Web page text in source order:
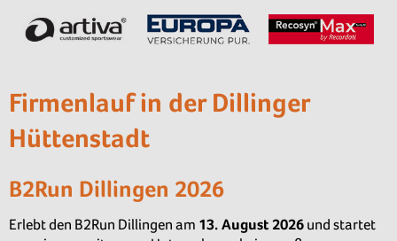
Firmenlauf in der Dillinger
Hüttenstadt
B2Run Dillingen 2026
Erlebt den B2Run Dillingen am 13. August 2026 und startet